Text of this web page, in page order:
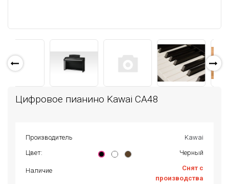
Цифровое пианино Kawai CA48
Производитель
Kawai
Цвет:
Черный
Наличие
Снят с
производства